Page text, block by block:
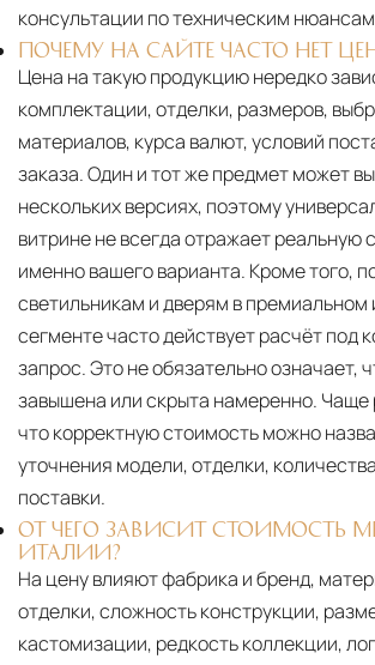
консультации по техническим
ПОЧЕМУ НА САЙТЕ ЧАСТО НЕТ
Цена на такую продукцию нередко
комплектации, отделки, размеров,
материалов, курса валют, условий
заказа. Один и тот же предмет может
нескольких версиях, поэтому
витрине не всегда отражает реальную
именно вашего варианта. Кроме того,
светильникам и дверям в премиальном
сегменте часто действует расчёт под
запрос. Это не обязательно означает,
завышена или скрыта намеренно. Чаще
что корректную стоимость можно
уточнения модели, отделки,
поставки.
ОТ ЧЕГО ЗАВИСИТ СТОИМОСТЬ
ИТАЛИИ?
На цену влияют фабрика и бренд,
отделки, сложность конструкции,
кастомизации, редкость коллекции,